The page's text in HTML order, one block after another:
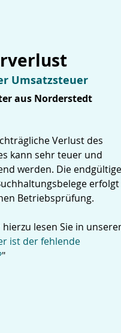
Umsatzsteuer
aus Norderstedt
Verlust des
kann sehr teuer und
werden. Die endgültige
Betriebsprüfung.
hierzu lesen Sie in
ist der fehlende
"